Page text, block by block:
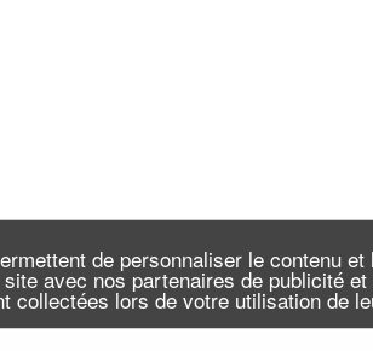
de personnaliser le contenu
avec nos partenaires de publicité
collectées lors de votre utilisation de